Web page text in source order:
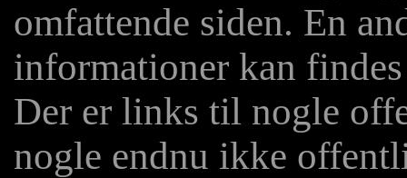
omfattende siden. En
informationer kan
Der er links til nogle
nogle endnu ikke